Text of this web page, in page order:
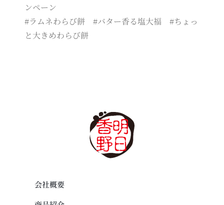
ンペーン
#ラムネわらび餅 #バター香る塩大福 #ちょっ
と大きめわらび餅
会社概要